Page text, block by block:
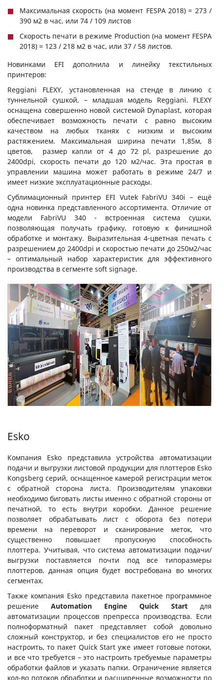
Максимальная скорость (на момент FESPA 2018) = 273 /
390 м2 в час, или 74 / 109 листов
Cкорость печати в режиме Production (на момент FESPA
2018) = 123 / 218 м2 в час, или 37 / 58 листов.
Новинками EFI дополнила и линейку текстильных
принтеров:
Reggiani FLEXY, установленная на стенде в линию с
туннельной сушкой, – младшая модель Reggiani. FLEXY
оснащена совершенно новой системой Dynaplast, которая
обеспечивает возможность печати с равно высоким
качеством на любых тканях с низким и высоким
растяжением. Максимальная ширина печати 1,85м, 8
цветов, размер капли от 4 до 72 pl, разрешение до
2400dpi, скорость печати до 120 м2/час. Эта простая в
управлении машина может работать в режиме 24/7 и
имеет низкие эксплуатационные расходы.
Сублимационный принтер EFI Vutek FabriVU 340i – ещё
одна новинка представленного ассортимента. Отличие от
модели FabriVU 340 - встроенная система сушки,
позволяющая получать графику, готовую к финишной
обработке и монтажу. Выразительная 4-цветная печать с
разрешением до 2400dpi и скоростью печати до 250м2/час
– оптимальный набор характеристик для эффективного
производства в сегменте soft signage.
Esko
Компания Esko представила устройства автоматизации
подачи и выгрузки листовой продукции для плоттеров Esko
Kongsberg серий, оснащенное камерой регистрации меток
с обратной сторона листа. Производителям упаковки
необходимо биговать листы именно с обратной стороны от
печатной, то есть внутри коробки. Данное решение
позволяет обрабатывать лист с оборота без потери
времени на переворот и сканирование меток, что
существенно повышает пропускную способность
плоттера. Учитывая, что система автоматизации подачи/
выгрузки поставляется почти под все типоразмеры
плоттеров, данная опция будет востребована во многих
сегментах.
Также компания Esko представила пакетное программное
решение Automation Engine Quick Start для
автоматизации процессов препресса производства. Если
полноформатный пакет представляет собой довольно
сложный конструктор, и без специалистов его не просто
настроить, то пакет Quick Start уже имеет готовые потоки,
и все что требуется – это настроить требуемые параметры
обработки файлов и указать папки. Ограничение является
кол-во потоков обработки и расширенные возможности по